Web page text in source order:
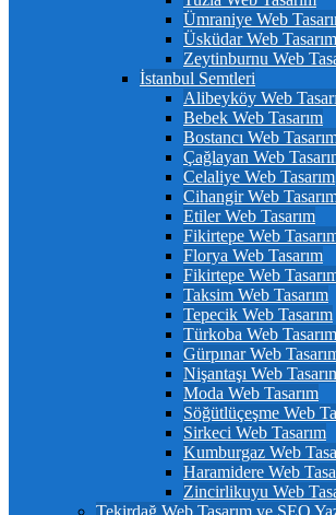
Ümraniye Web
Üsküdar Web Tasarım
Zeytinburnu Web
İstanbul Semtleri
Alibeyköy Web
Bebek Web Tasarım
Bostancı Web
Çağlayan Web
Celaliye Web Tasarım
Cihangir Web
Etiler Web Tasarım
Fikirtepe Web
Florya Web Tasarım
Fikirtepe Web
Taksim Web Tasarım
Tepecik Web Tasarım
Türkoba Web Tasarım
Gürpınar Web
Nişantaşı Web
Moda Web Tasarım
Söğütlüçeşme Web
Sirkeci Web Tasarım
Kumburgaz Web
Haramidere Web
Zincirlikuyu Web
Tekirdağ Web Tasarım ve SEO